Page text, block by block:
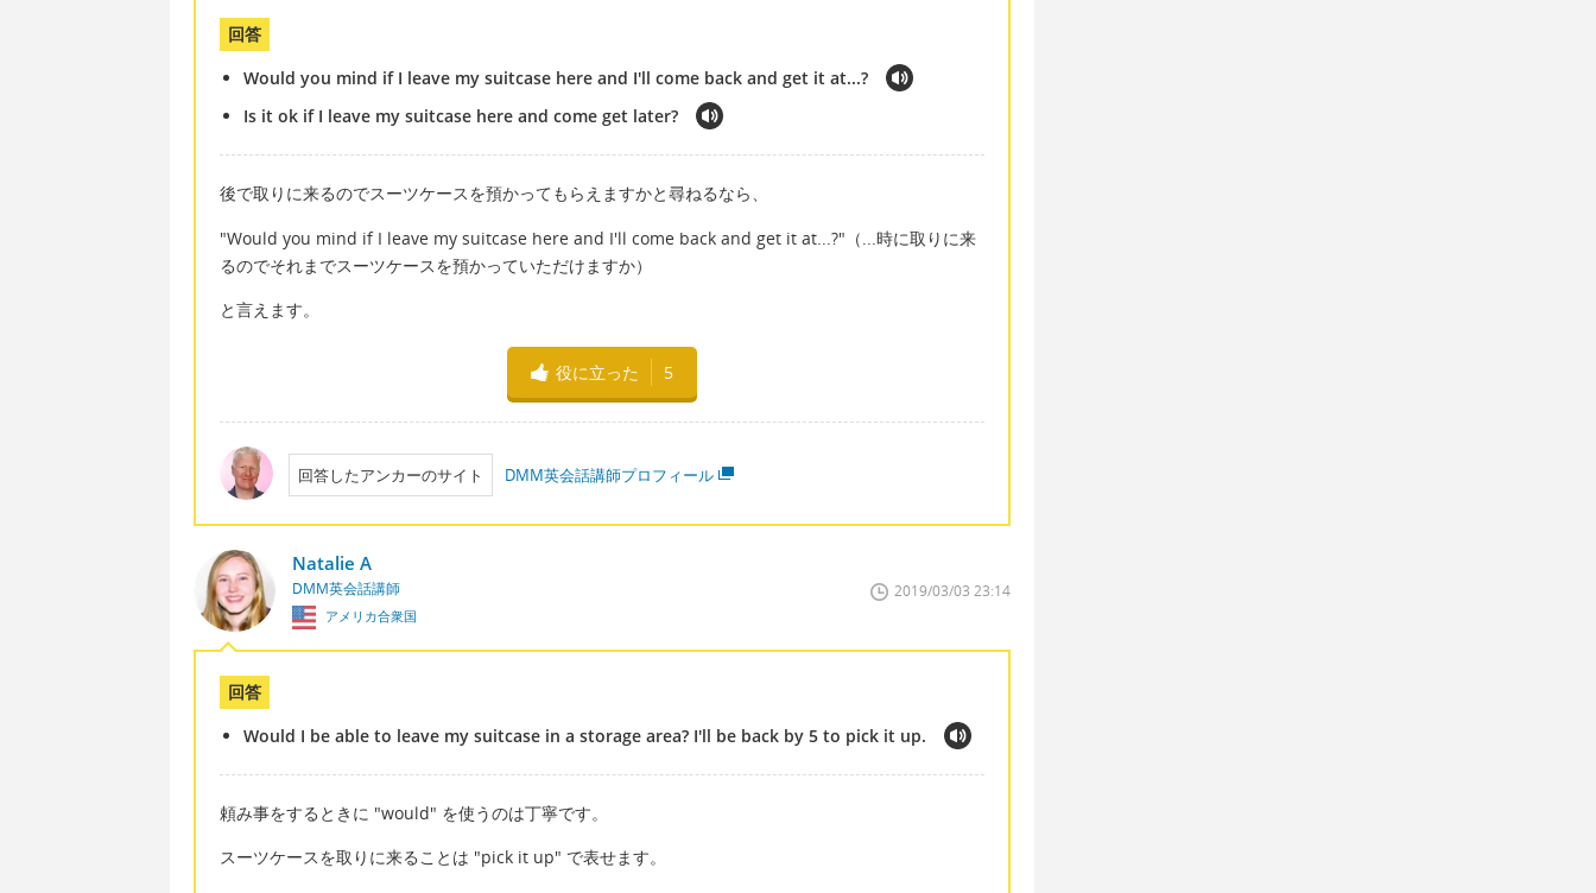
回答
Would you mind if I leave my suitcase here and I'll come back and get it at...?
Is it ok if I leave my suitcase here and come get later?
後で取りに来るのでスーツケースを預かってもらえますかと尋ねるなら、
"Would you mind if I leave my suitcase here and I'll come back and get it at...?"（...時に取りに来
るのでそれまでスーツケースを預かっていただけますか）
と言えます。
役に立った 5
回答したアンカーのサイト DMM英会話講師プロフィール
Natalie A
DMM英会話講師
アメリカ合衆国
2019/03/03 23:14
回答
Would I be able to leave my suitcase in a storage area? I'll be back by 5 to pick it up.
頼み事をするときに "would" を使うのは丁寧です。
スーツケースを取りに来ることは "pick it up" で表せます。